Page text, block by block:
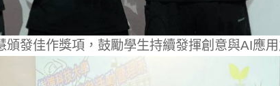
頒發佳作獎項，鼓勵學生持續發揮創意與AI應